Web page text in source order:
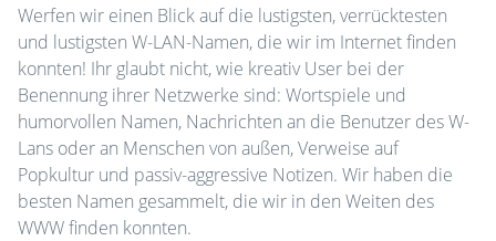
Werfen wir einen Blick auf die lustigsten, verrücktesten
und lustigsten W-LAN-Namen, die wir im Internet finden
konnten! Ihr glaubt nicht, wie kreativ User bei der
Benennung ihrer Netzwerke sind: Wortspiele und
humorvollen Namen, Nachrichten an die Benutzer des W-
Lans oder an Menschen von außen, Verweise auf
Popkultur und passiv-aggressive Notizen. Wir haben die
besten Namen gesammelt, die wir in den Weiten des
WWW finden konnten.